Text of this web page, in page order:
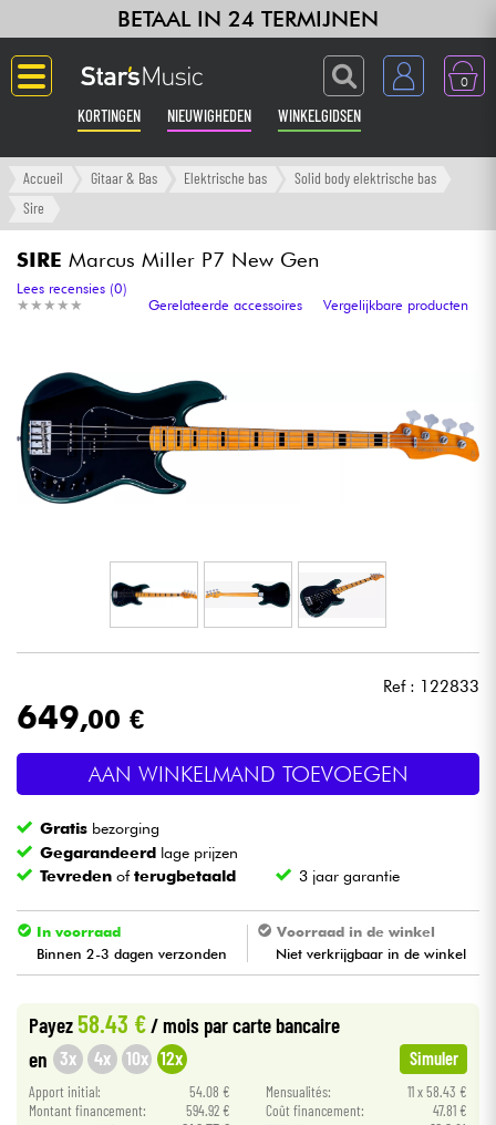
BETAAL IN 24 TERMIJNEN
0
KORTINGEN NIEUWIGHEDEN WINKELGIDSEN
Langue
Versterker & Effecten
Synths & samplers
Home-studio
Licht
Blaasinstrument
Viool & Quatuor
Kabels & toebehoren
HiFi
Accueil Gitaar & Bas Elektrische bas
Solid body elektrische bas
Sire
SIRE Marcus Miller P7 New Gen
★ ★ ★ ★ ★
★ ★ ★ ★ ★
Lees recensies (0)
Gerelateerde accessoires
Vergelijkbare producten
Ref : 122833
649,00 €
AAN WINKELMAND TOEVOEGEN
Gratis bezorging
Gegarandeerd lage prijzen
Tevreden ofterugbetaald 3 jaar garantie
In voorraad
Binnen 2-3 dagen verzonden
Voorraad in de winkel
Niet verkrijgbaar in de winkel
Payez58.43 €/ mois par carte bancaire
en 3x 4x 10x 12x Simuler
Apport initial: 54.08 € Mensualités:
11 x 58.43 €
Montant financement:
594.92 € Coût financement:
47.81 €